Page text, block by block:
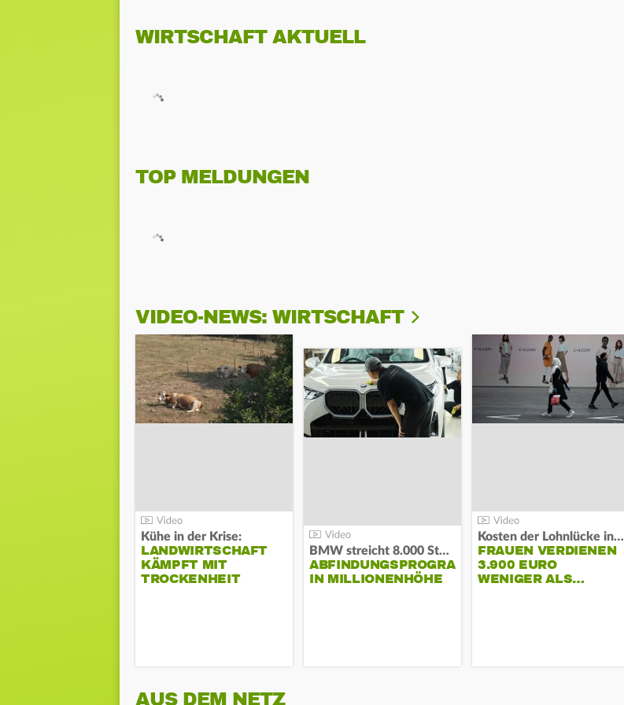
WIRTSCHAFT AKTUELL
TOP MELDUNGEN
VIDEO-NEWS: WIRTSCHAFT
Kühe in der Krise:
LANDWIRTSCHAFT
KÄMPFT MIT
TROCKENHEIT
BMW streicht 8.000 Stellen:
ABFINDUNGSPROGRAMM
IN MILLIONENHÖHE
Kosten der Lohnlücke in der EU:
FRAUEN VERDIENEN
3.900 EURO
WENIGER ALS…
AUS DEM NETZ